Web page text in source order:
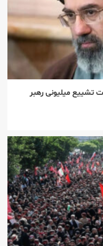
تشییع میلیونی رهبر